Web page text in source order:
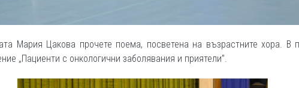
Мария Цакова прочете поема, посветена на възрастните хора. В
„Пациенти с онкологични заболявания и приятели”.